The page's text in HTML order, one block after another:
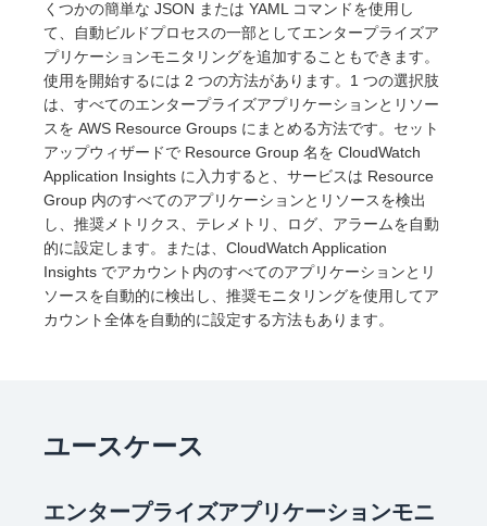
くつかの簡単な JSON または YAML コマンドを使用し
て、自動ビルドプロセスの一部としてエンタープライズア
プリケーションモニタリングを追加することもできます。
使用を開始するには 2 つの方法があります。1 つの選択肢
は、すべてのエンタープライズアプリケーションとリソー
スを AWS Resource Groups にまとめる方法です。セット
アップウィザードで Resource Group 名を CloudWatch
Application Insights に入力すると、サービスは Resource
Group 内のすべてのアプリケーションとリソースを検出
し、推奨メトリクス、テレメトリ、ログ、アラームを自動
的に設定します。または、CloudWatch Application
Insights でアカウント内のすべてのアプリケーションとリ
ソースを自動的に検出し、推奨モニタリングを使用してア
カウント全体を自動的に設定する方法もあります。
ユースケース
エンタープライズアプリケーションモニ